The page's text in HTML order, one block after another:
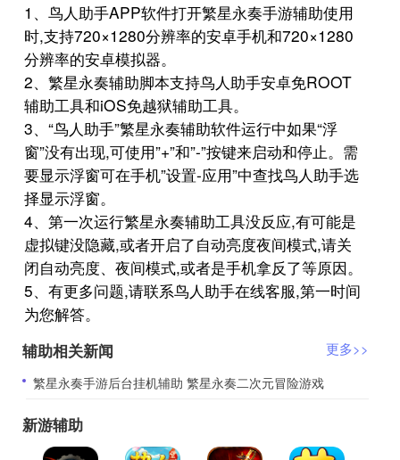
1、鸟人助手APP软件打开繁星永奏手游辅助使用
时,支持720×1280分辨率的安卓手机和720×1280
分辨率的安卓模拟器。
2、繁星永奏辅助脚本支持鸟人助手安卓免ROOT
辅助工具和iOS免越狱辅助工具。
3、“鸟人助手”繁星永奏辅助软件运行中如果“浮
窗”没有出现,可使用”+”和”-”按键来启动和停止。需
要显示浮窗可在手机”设置-应用”中查找鸟人助手选
择显示浮窗。
4、第一次运行繁星永奏辅助工具没反应,有可能是
虚拟键没隐藏,或者开启了自动亮度夜间模式,请关
闭自动亮度、夜间模式,或者是手机拿反了等原因。
5、有更多问题,请联系鸟人助手在线客服,第一时间
为您解答。
辅助相关新闻
更多>>
​繁星永奏手游后台挂机辅助 繁星永奏二次元冒险游戏
新游辅助